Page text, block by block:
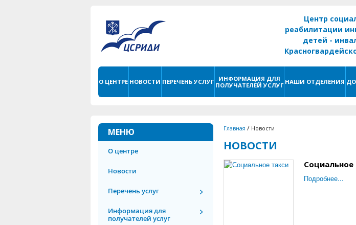
Центр
реабилитации
детей -
О ЦЕНТРЕ НОВОСТИ ПЕРЕЧЕНЬ УСЛУГ
ИНФОРМАЦИЯ ДЛЯ
ПОЛУЧАТЕЛЕЙ УСЛУГ НАШИ ОТДЕЛЕНИЯ
МЕНЮ
О центре
Новости
Перечень услуг
Информация для
получателей услуг
Главная / Новости
НОВОСТИ
Социальное
Подробнее...